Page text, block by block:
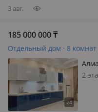
3 авг.
185 000 000₸
Отдельный дом · 8 комнат
2